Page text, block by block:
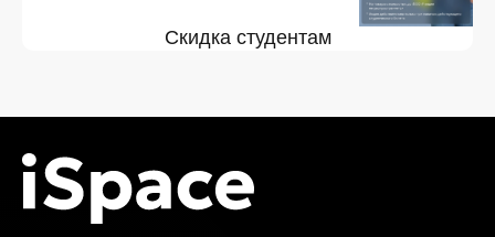
Скидка студентам